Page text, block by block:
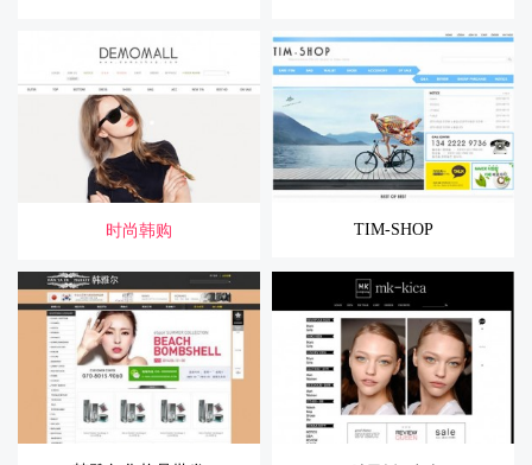
时尚韩购 TIM-SHOP